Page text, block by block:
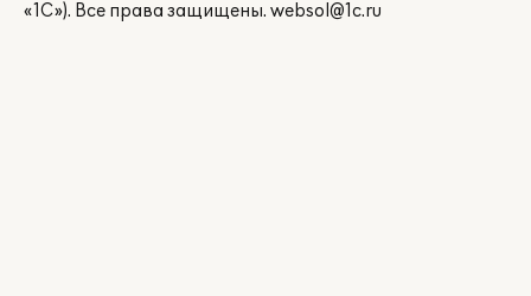
«1С»). Все права защищены. websol@1c.ru